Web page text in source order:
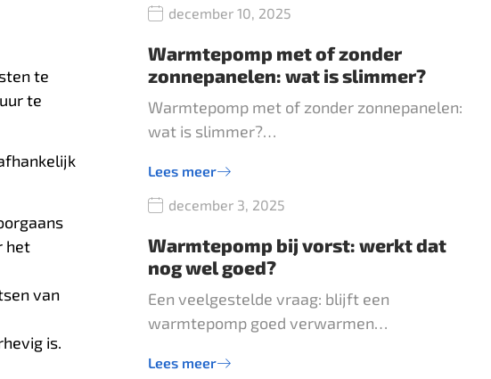
te
te
het
van
is.
december 10, 2025
Warmtepomp met of zonder
zonnepanelen: wat is slimmer?
Warmtepomp met of zonder zonnepanelen:
wat is slimmer?…
Lees meer
december 3, 2025
Warmtepomp bij vorst: werkt dat
nog wel goed?
Een veelgestelde vraag: blijft een
warmtepomp goed verwarmen…
Lees meer